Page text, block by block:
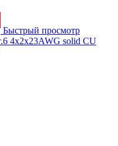
Быстрый просмотр
4х2х23AWG solid CU